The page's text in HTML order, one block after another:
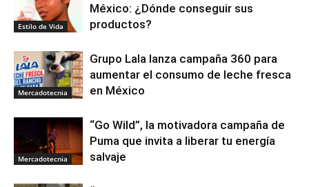
Estilo de Vida
México: ¿Dónde conseguir sus
productos?
Mercadotecnia
Grupo Lala lanza campaña 360 para
aumentar el consumo de leche fresca
en México
Mercadotecnia
“Go Wild”, la motivadora campaña de
Puma que invita a liberar tu energía
salvaje